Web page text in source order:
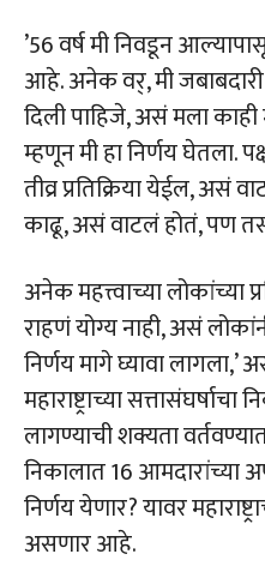
’56 वर्ष मी निवडून
आहे. अनेक वर्, मी
दिली पाहिजे, असं मला
म्हणून मी हा निर्णय घेतला.
तीव्र प्रतिक्रिया येईल, असं
काढू, असं वाटलं होतं, पण
अनेक महत्त्वाच्या लोकांच्या
राहणं योग्य नाही, असं
निर्णय मागे घ्यावा
महाराष्ट्राच्या
लागण्याची शक्यता
निकालात 16 आमदारांच्या
निर्णय येणार? यावर
असणार आहे.